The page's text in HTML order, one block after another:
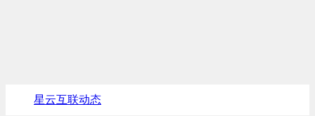
星云互联动态